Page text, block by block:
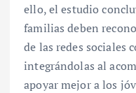
ello, el estudio
familias deben
de las redes sociales
integrándolas al
apoyar mejor a los